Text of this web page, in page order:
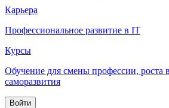
Карьера
Профессиональное развитие в IT
Курсы
Обучение для смены профессии, роста
саморазвития
Войти